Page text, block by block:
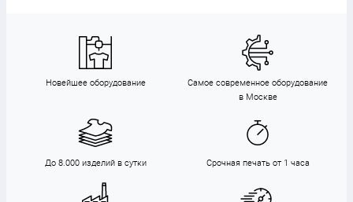
Новейшее оборудование
Самое современное оборудование
в Москве
До 8.000 изделий в сутки Срочная печать от 1 часа